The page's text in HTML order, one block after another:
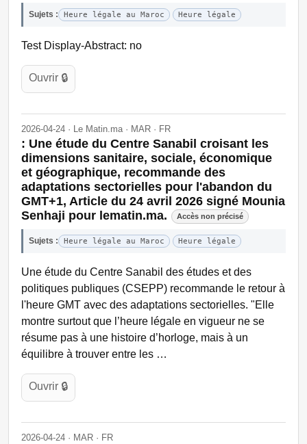
Sujets : Heure légale au Maroc Heure légale
Test Display-Abstract: no
Ouvrir 🔒
2026-04-24 · Le Matin.ma · MAR · FR
: Une étude du Centre Sanabil croisant les
dimensions sanitaire, sociale, économique
et géographique, recommande des
adaptations sectorielles pour l'abandon du
GMT+1, Article du 24 avril 2026 signé Mounia
Senhaji pour lematin.ma.
Accès non précisé
Sujets : Heure légale au Maroc Heure légale
Une étude du Centre Sanabil des études et des
politiques publiques (CSEPP) recommande le retour à
l'heure GMT avec des adaptations sectorielles. "Elle
montre surtout que l’heure légale en vigueur ne se
résume pas à une histoire d’horloge, mais à un
équilibre à trouver entre les …
Ouvrir 🔒
2026-04-24 · MAR · FR